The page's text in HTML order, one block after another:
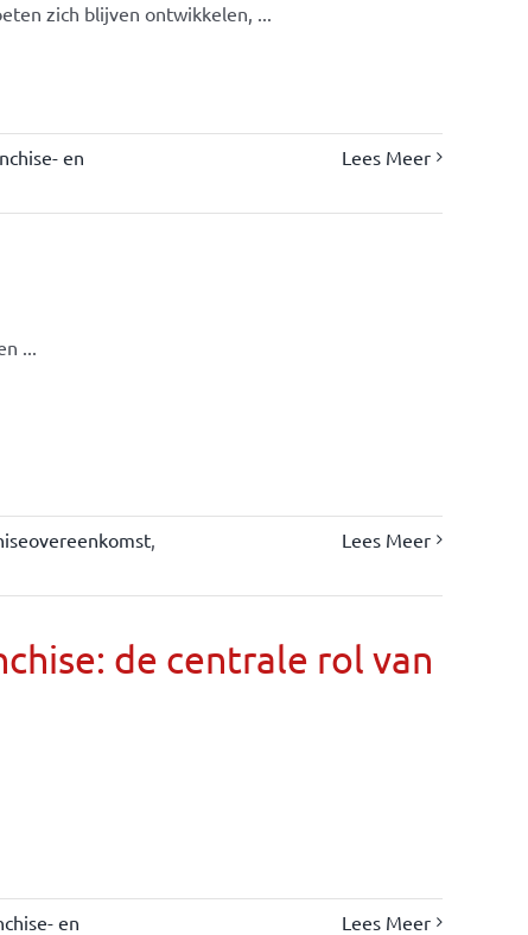
zich blijven ontwikkelen, ...
en
Lees Meer
...
,
Lees Meer
de centrale rol van
en
Lees Meer